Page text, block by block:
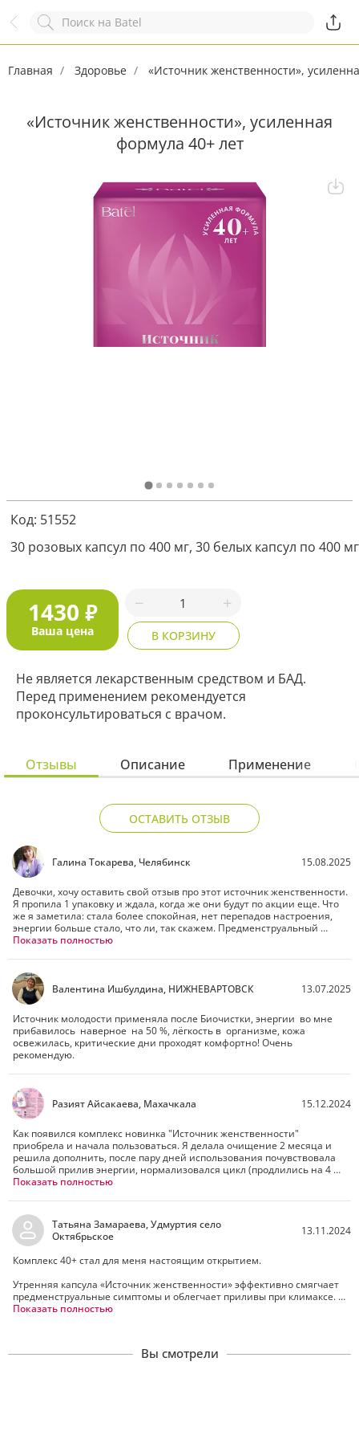
Назад
ОСТАВИТЬ ЗАЯВКУ
Главная Здоровье «Источник женственности»,
«Источник женственности», усиленная
формула 40+ лет
Код: 51552
30 розовых капсул по 400 мг, 30 белых капсул по 400 мг
1430 ₽
Ваша цена В КОРЗИНУ
Не является лекарственным средством и БАД.
Перед применением рекомендуется
проконсультироваться с врачом.
Отзывы Описание Применение
ОСТАВИТЬ ОТЗЫВ
Галина Токарева, Челябинск 15.08.2025
Девочки, хочу оставить свой отзыв про этот источник женственности.
Я пропила 1 упаковку и ждала, когда же они будут по акции еще. Что
же я заметила: стала более спокойная, нет перепадов настроения,
энергии больше стало, что ли, так скажем. Предменструальный
период прошёл более легче. Ещё раньше ворочилась, долго уснуть не
кишечника, волосы меньше стали выпадать. Вообще, что написано,
все правда, и я себя чувствую лучше, чем было. Береги здоровье
смолоду!
Показать полностью
Валентина Ишбулдина, НИЖНЕВАРТОВСК 13.07.2025
Источник молодости применяла после Биочистки, энергии  во мне
прибавилось  наверное  на 50 %, лёгкость в  организме, кожа
освежилась, критические дни проходят комфортно! Очень
рекомендую.
Разият Айсакаева, Махачкала 15.12.2024
Как появился комплекс новинка "Источник женственности"
приобрела и начала пользоваться. Я делала очищение 2 месяца и
решила дополнить, после пару дней использования почувствовала
большой прилив энергии, нормализовался цикл (продлились на 4
дня),у меня начинающий климакс и цикл сбит и бывает сильная
болеть. Общее состояние организма улучшилось, очень довольна,
пропила его. Приобрела еще один комплекс, после перерыва хочу
пропить. Всем советую после 40 + пропить его, не пожалеете Спасибо
компании за такой комплекс и продукцию. Здоровья всем.
Показать полностью
Татьяна Замараева, Удмуртия село
Октябрьское
13.11.2024
Комплекс 40+ стал для меня настоящим открытием.
Утренняя капсула «Источник женственности» эффективно смягчает
предменструальные симптомы и облегчает приливы при климаксе. Я
заметила улучшение настроения и нормализацию сна, после двух
пищеварение. Заметила что комплекс положительно влияет на
Показать полностью
Вы смотрели
Появился вопрос?Заполните эту форму!
+7
ОТПРАВИТЬ
и праздничныхдней.
МАКС
Для звонков по РФ
8-800-201-38-27